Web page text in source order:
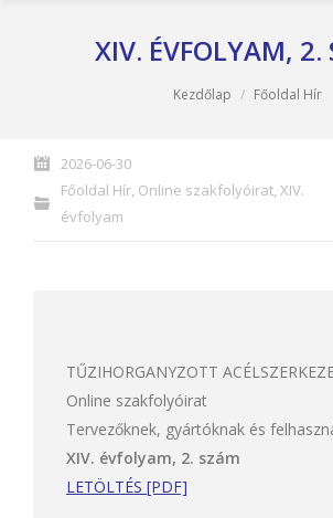
XIV. ÉVFOLYAM, 2.
Kezdőlap Főoldal Hír
2026-06-30
Főoldal Hír, Online szakfolyóirat, XIV.
évfolyam
TŰZIHORGANYZOTT
Online szakfolyóirat
Tervezőknek, gyártóknak és
XIV. évfolyam, 2. szám
LETÖLTÉS [PDF]